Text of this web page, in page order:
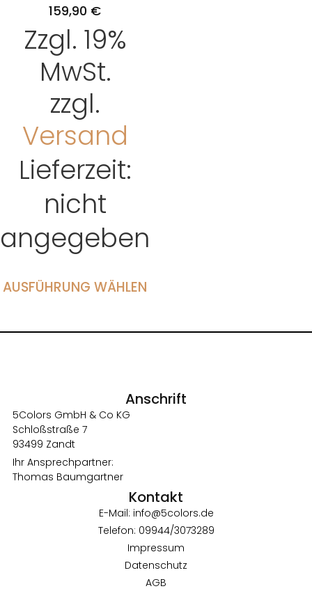
159,90 €
Zzgl. 19%
MwSt.
zzgl.
Versand
Lieferzeit:
nicht
angegeben
AUSFÜHRUNG WÄHLEN
Anschrift
5Colors GmbH & Co KG
Schloßstraße 7
93499 Zandt
Ihr Ansprechpartner:
Thomas Baumgartner
Kontakt
E-Mail: info@5colors.de
Telefon: 09944/3073289
Impressum
Datenschutz
AGB